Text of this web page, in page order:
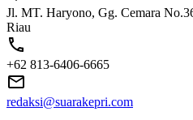
Jl. MT. Haryono, Gg. Cemara
Riau
+62 813-6406-6665
redaksi@suarakepri.com